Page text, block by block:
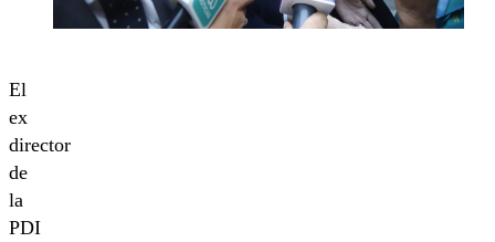
El
ex
director
de
la
PDI